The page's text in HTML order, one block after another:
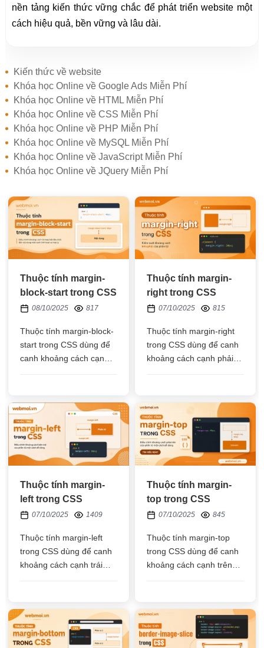
nền tảng kiến thức vững chắc để phát triển website một
cách hiệu quả, bền vững và lâu dài.
Kiến thức về website
Khóa học Online về Google Ads Miễn Phí
Khóa học Online về HTML Miễn Phí
Khóa học Online về CSS Miễn Phí
Khóa học Online về PHP Miễn Phí
Khóa học Online về MySQL Miễn Phí
Khóa học Online về JavaScript Miễn Phí
Khóa học Online về JQuery Miễn Phí
Thuộc tính margin-
block-start trong CSS
08/10/2025 817
Thuộc tính margin-block-
start trong CSS dùng để
canh khoảng cách cạnh
Thuộc tính margin-
right trong CSS
07/10/2025 815
Thuộc tính margin-right
trong CSS dùng để canh
khoảng cách cạnh phải
Thuộc tính margin-
left trong CSS
07/10/2025 1409
Thuộc tính margin-left
trong CSS dùng để canh
khoảng cách cạnh trái
Thuộc tính margin-
top trong CSS
07/10/2025 845
Thuộc tính margin-top
trong CSS dùng để canh
khoảng cách cạnh trên